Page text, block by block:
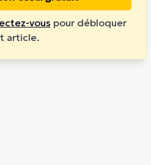
vous pour débloquer
article.